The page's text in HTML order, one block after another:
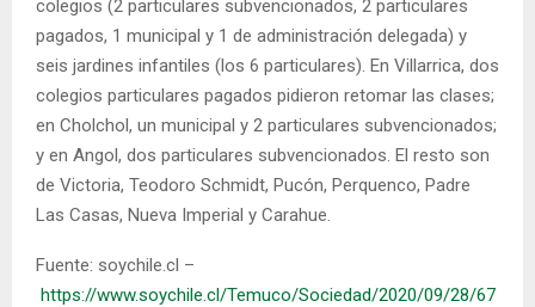
colegios (2 particulares subvencionados, 2 particulares
pagados, 1 municipal y 1 de administración delegada) y
seis jardines infantiles (los 6 particulares). En Villarrica, dos
colegios particulares pagados pidieron retomar las clases;
en Cholchol, un municipal y 2 particulares subvencionados;
y en Angol, dos particulares subvencionados. El resto son
de Victoria, Teodoro Schmidt, Pucón, Perquenco, Padre
Las Casas, Nueva Imperial y Carahue.
Fuente: soychile.cl –
https://www.soychile.cl/Temuco/Sociedad/2020/09/28/67